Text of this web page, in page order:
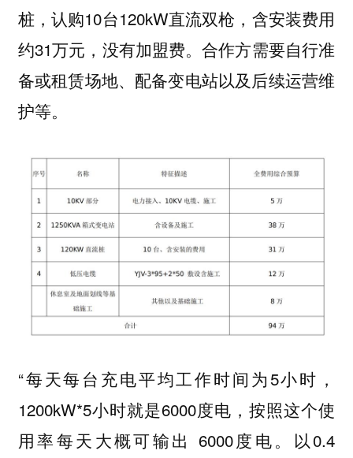
桩，认购10台120kW直流双枪，含安装费用
约31万元，没有加盟费。合作方需要自行准
备或租赁场地、配备变电站以及后续运营维
护等。
“每天每台充电平均工作时间为5小时，
1200kW*5小时就是6000度电，按照这个使
用率每天大概可输出 6000度电。以0.4